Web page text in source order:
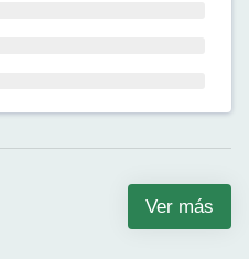
Ver más